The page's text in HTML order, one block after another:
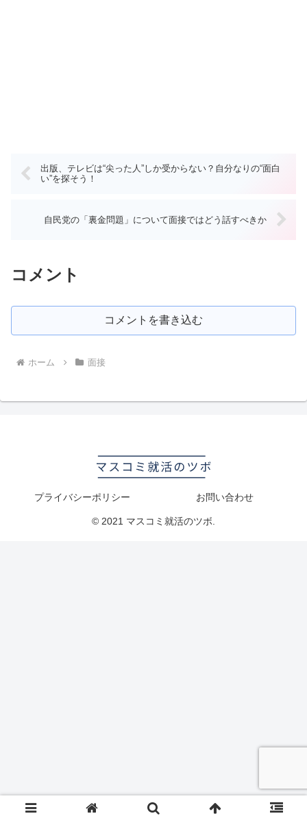
出版、テレビは“尖った人”しか受からない？自分なりの“面白
い”を探そう！
自民党の「裏金問題」について面接ではどう話すべきか
コメント
コメントを書き込む
ホーム 面接
プライバシーポリシー お問い合わせ
© 2021 マスコミ就活のツボ.